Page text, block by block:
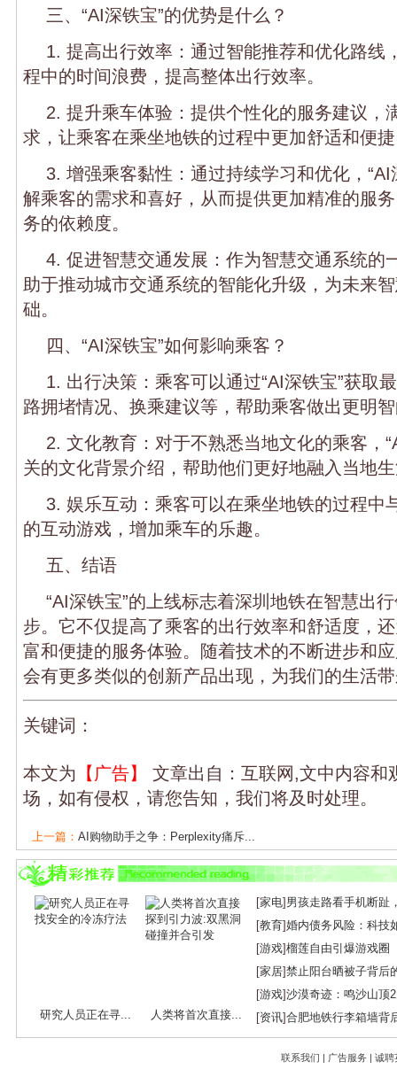
三、“AI深铁宝”的优势是什么？
1. 提高出行效率：通过智能推荐和优化路线
程中的时间浪费，提高整体出行效率。
2. 提升乘车体验：提供个性化的服务建议，
求，让乘客在乘坐地铁的过程中更加舒适和便
3. 增强乘客黏性：通过持续学习和优化，“AI
解乘客的需求和喜好，从而提供更加精准的服
务的依赖度。
4. 促进智慧交通发展：作为智慧交通系统的
助于推动城市交通系统的智能化升级，为未来
础。
四、“AI深铁宝”如何影响乘客？
1. 出行决策：乘客可以通过“AI深铁宝”获取
路拥堵情况、换乘建议等，帮助乘客做出更明
2. 文化教育：对于不熟悉当地文化的乘客，
关的文化背景介绍，帮助他们更好地融入当地
3. 娱乐互动：乘客可以在乘坐地铁的过程中
的互动游戏，增加乘车的乐趣。
五、结语
“AI深铁宝”的上线标志着深圳地铁在智慧出
步。它不仅提高了乘客的出行效率和舒适度，
富和便捷的服务体验。随着技术的不断进步和
会有更多类似的创新产品出现，为我们的生活
关键词：
本文为 【广告】
文章出自：互联网,文中内容和
场，如有侵权，请您告知，我们将及时处理。
上一篇： AI购物助手之争：Perplexity痛斥...
下一篇：卡内基梅隆大学研究揭示：AI植入...
研究人员正在寻... 人类将首次直接...
[家电] 男孩走路看手机断趾
[教育]婚内债务风险：科技
[游戏]榴莲自由引爆游戏圈
[家居]禁止阳台晒被子背后
[游戏]沙漠奇迹：鸣沙山顶
[资讯]合肥地铁行李箱墙背
联系我们 | 广告服务 | 诚聘